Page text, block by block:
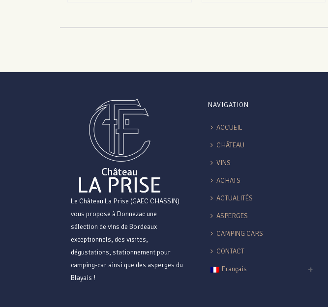
Le Château La Prise (GAEC CHASSIN)
vous propose à Donnezac une
sélection de vins de Bordeaux
exceptionnels, des visites,
dégustations, stationnement pour
camping-car ainsi que des asperges du
Blayais !
NAVIGATION
ACCUEIL
CHÂTEAU
VINS
ACHATS
ACTUALITÉS
ASPERGES
CAMPING CARS
CONTACT
Français